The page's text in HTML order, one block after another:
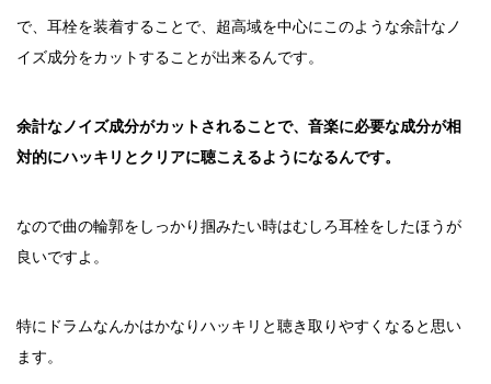
で、耳栓を装着することで、超高域を中心にこのような余計なノ
イズ成分をカットすることが出来るんです。
余計なノイズ成分がカットされることで、音楽に必要な成分が相
対的にハッキリとクリアに聴こえるようになるんです。
なので曲の輪郭をしっかり掴みたい時はむしろ耳栓をしたほうが
良いですよ。
特にドラムなんかはかなりハッキリと聴き取りやすくなると思い
ます。